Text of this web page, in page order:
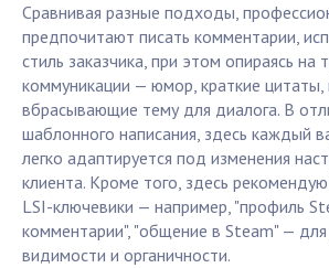
Сравнивая разные подходы,
предпочитают писать комментарии,
стиль заказчика, при этом опираясь на
коммуникации — юмор, краткие цитаты,
вбрасывающие тему для диалога. В
шаблонного написания, здесь каждый
легко адаптируется под изменения
клиента. Кроме того, здесь
LSI-ключевики — например, "профиль
комментарии", "общение в Steam" — для
видимости и органичности.